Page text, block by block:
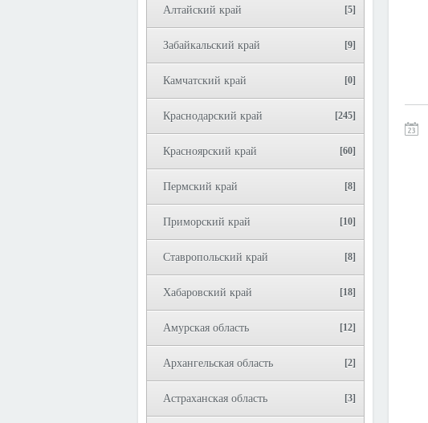
Алтайский край [5]
Забайкальский край [9]
Камчатский край [0]
Краснодарский край [245]
Красноярский край [60]
Пермский край [8]
Приморский край [10]
Ставропольский край [8]
Хабаровский край [18]
Амурская область [12]
Архангельская область [2]
Астраханская область [3]